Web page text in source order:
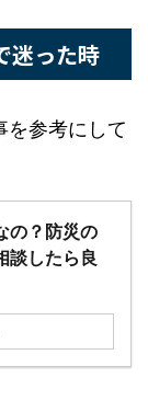
った時
を参考にし
の？防災の
談したら良